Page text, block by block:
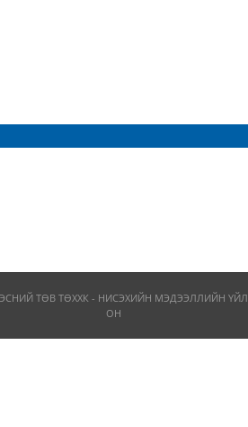
ТӨВ ТӨХХК - НИСЭХИЙН МЭДЭЭЛЛИЙН
ОН